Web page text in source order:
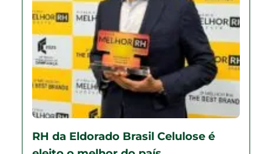
RH da Eldorado Brasil Celulose é